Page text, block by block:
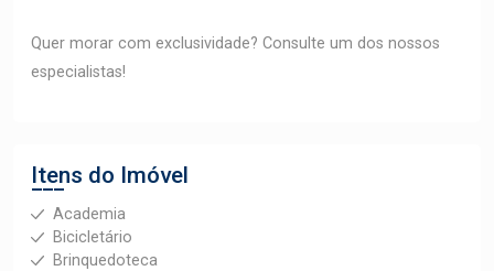
Quer morar com exclusividade? Consulte um dos nossos
especialistas!
Itens do Imóvel
Academia
Bicicletário
Brinquedoteca